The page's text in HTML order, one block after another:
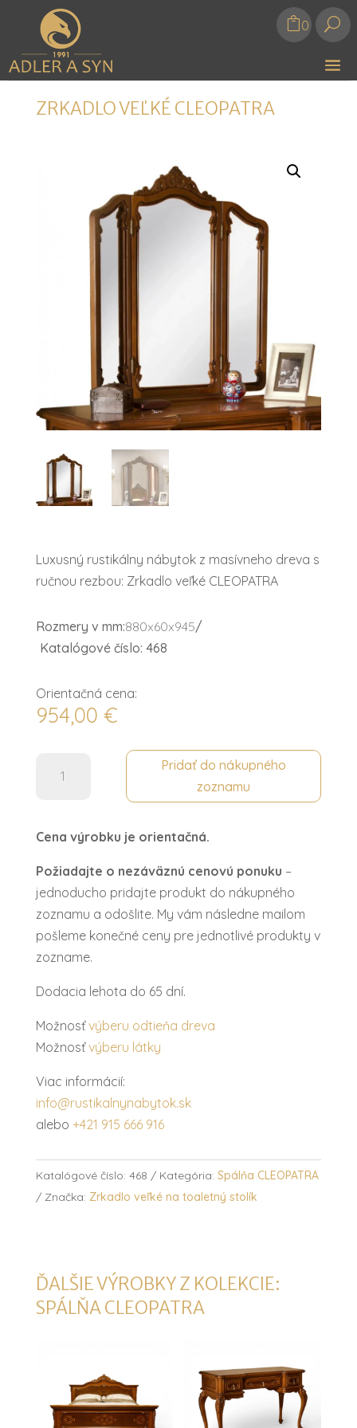
0 U
ZRKADLO VEĽKÉ CLEOPATRA
Luxusný rustikálny nábytok z masívneho dreva s
ručnou rezbou: Zrkadlo veľké CLEOPATRA
Rozmery v mm:880x60x945/
Katalógové číslo: 468
Orientačná cena:
954,00 €
Zrkadlo
Pridať do nákupného
zoznamu
Cena výrobku je orientačná.
Požiadajte o nezáväznú cenovú ponuku –
jednoducho pridajte produkt do nákupného
zoznamu a odošlite. My vám následne mailom
pošleme konečné ceny pre jednotlivé produkty v
zozname.
Dodacia lehota do 65 dní.
Možnosťvýberu odtieňa dreva
Možnosťvýberu látky
Viac informácií:
info@rustikalnynabytok.sk
alebo +421 915 666 916
Katalógové číslo: 468 Kategória: Spálňa CLEOPATRA
Značka: Zrkadlo veľké na toaletný stolík
ĎALŠIE VÝROBKY Z KOLEKCIE:
SPÁLŇA CLEOPATRA